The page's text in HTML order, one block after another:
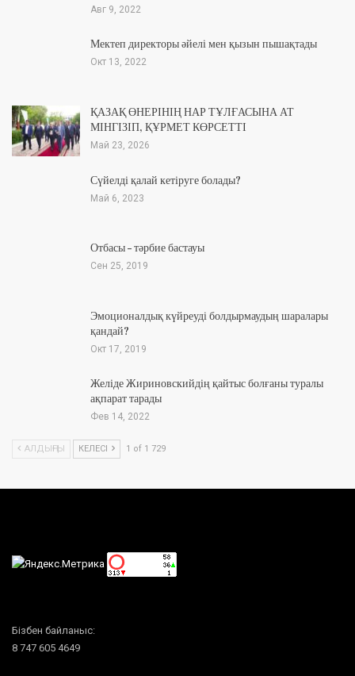
Авг 9, 2022
Мектеп директоры әйелі мен қызын пышақтады
Окт 13, 2022
ҚАЗАҚ ӨНЕРІНІҢ НАР ТҰЛҒАСЫНА АТ
МІНГІЗІП, ҚҰРМЕТ КӨРСЕТТІ
Май 23, 2026
Сүйелді қалай кетіруге болады?
Май 6, 2023
Отбасы – тәрбие бастауы
Сен 25, 2019
Эмоционалдық күйреуді болдырмаудың шаралары
қандай?
Окт 17, 2019
Желіде Жириновскийдің қайтыс болғаны туралы
ақпарат тарады
Фев 14, 2022
АЛДЫҢҒЫ КЕЛЕСІ 1 of 1 729
Бізбен байланыс:
8 747 605 4649